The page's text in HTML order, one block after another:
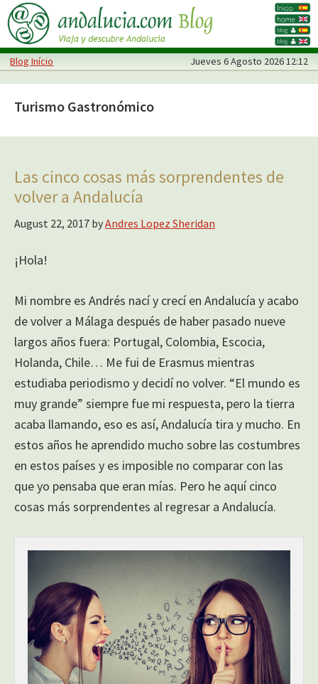
Skip
to
main
content
Skip
to
primary
sidebar
Blog Início Jueves 6 Agosto 2026 12:12
Turismo Gastronómico
Las cinco cosas más sorprendentes de
volver a Andalucía
August 22, 2017 byAndres Lopez Sheridan
¡Hola!
Mi nombre es Andrés nací y crecí en Andalucía y acabo
de volver a Málaga después de haber pasado nueve
largos años fuera: Portugal, Colombia, Escocia,
Holanda, Chile… Me fui de Erasmus mientras
estudiaba periodismo y decidí no volver. “El mundo es
muy grande” siempre fue mi respuesta, pero la tierra
acaba llamando, eso es así, Andalucía tira y mucho. En
estos años he aprendido mucho sobre las costumbres
en estos países y es imposible no comparar con las
que yo pensaba que eran mías. Pero he aquí cinco
cosas más sorprendentes al regresar a Andalucía.